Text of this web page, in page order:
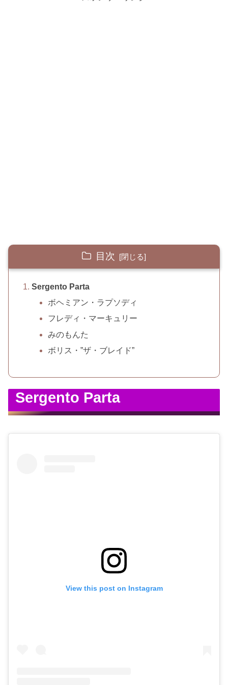
目次
Sergento Parta
ボヘミアン・ラプソディ
フレディ・マーキュリー
みのもんた
ボリス・”ザ・ブレイド”
Sergento Parta
View this post on Instagram